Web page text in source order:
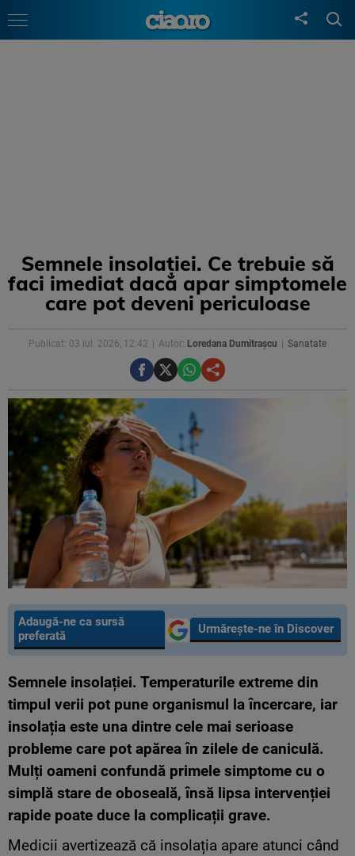
Semnele insolației. Ce trebuie să
faci imediat dacă apar simptomele
care pot deveni periculoase
Publicat: 03 iul. 2026, 12:42 Autor: Loredana Dumitrașcu Sanatate
Adaugă-ne ca sursă
preferată
Urmărește-ne în Discover
Semnele insolației. Temperaturile extreme din
timpul verii pot pune organismul la încercare, iar
insolația este una dintre cele mai serioase
probleme care pot apărea în zilele de caniculă.
Mulți oameni confundă primele simptome cu o
simplă stare de oboseală, însă lipsa intervenției
rapide poate duce la complicații grave.
Medicii avertizează că insolația apare atunci când